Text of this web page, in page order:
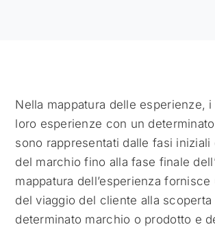
Nella mappatura delle esperienze,
loro esperienze con un
sono rappresentati dalle fasi iniziali
del marchio fino alla fase finale
mappatura dell’esperienza fornisce
del viaggio del cliente alla scoperta
determinato marchio o prodotto e